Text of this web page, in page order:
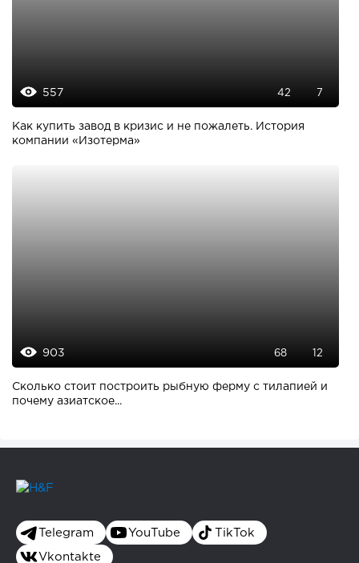
557 42 7
Как купить завод в кризис и не пожалеть. История
компании «Изотерма»
903 68 12
Сколько стоит построить рыбную ферму с тилапией и
почему азиатское...
Telegram YouTube TikTok
Vkontakte